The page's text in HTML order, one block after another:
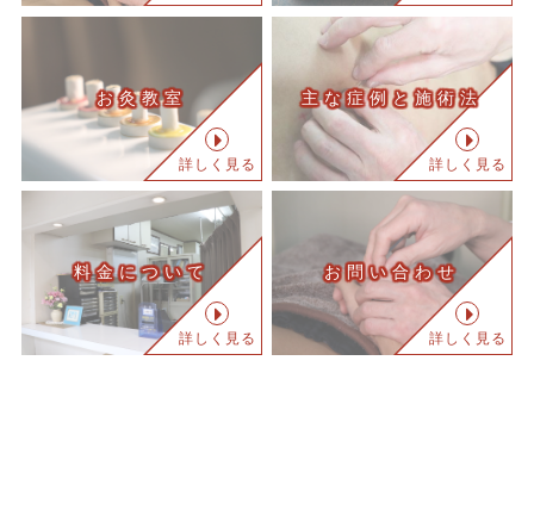
お灸教室
詳しく見る
主な症例と施術法
詳しく見る
料金について
詳しく見る
お問い合わせ
詳しく見る